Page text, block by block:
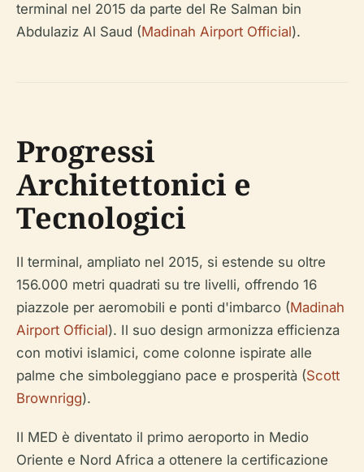
terminal nel 2015 da parte del Re Salman bin
Abdulaziz Al Saud (Madinah Airport Official).
Progressi
Architettonici e
Tecnologici
Il terminal, ampliato nel 2015, si estende su oltre
156.000 metri quadrati su tre livelli, offrendo 16
piazzole per aeromobili e ponti d'imbarco (Madinah
Airport Official). Il suo design armonizza efficienza
con motivi islamici, come colonne ispirate alle
palme che simboleggiano pace e prosperità (Scott
Brownrigg).
Il MED è diventato il primo aeroporto in Medio
Oriente e Nord Africa a ottenere la certificazione